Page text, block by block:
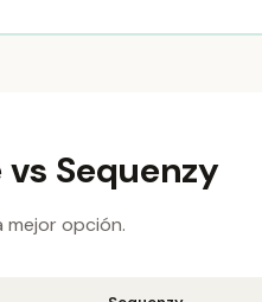
Sequenzy
opción.